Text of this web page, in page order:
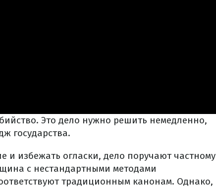
Это дело нужно решить немедленно,
государства.
и избежать огласки, дело поручают частному
с нестандартными методами
традиционным канонам. Однако,